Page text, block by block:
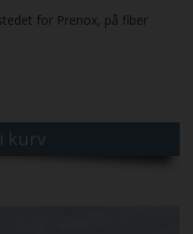
for Prenox, på fiber
kurv